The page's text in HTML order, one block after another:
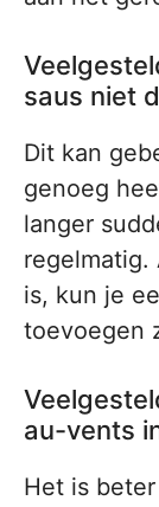
saus niet
Dit kan
genoeg
langer
regelmatig.
is, kun je
toevoegen
au-vents
Het is